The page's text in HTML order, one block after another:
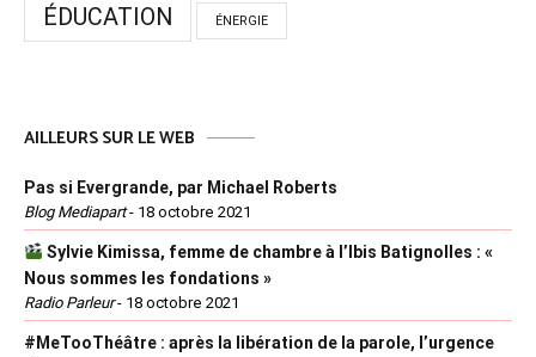
ÉDUCATION ÉNERGIE
AILLEURS SUR LE WEB
Pas si Evergrande, par Michael Roberts
Blog Mediapart- 18 octobre 2021
Sylvie Kimissa, femme de chambre à l’Ibis Batignolles : «
Nous sommes les fondations »
Radio Parleur- 18 octobre 2021
#MeTooThéâtre : après la libération de la parole, l’urgence